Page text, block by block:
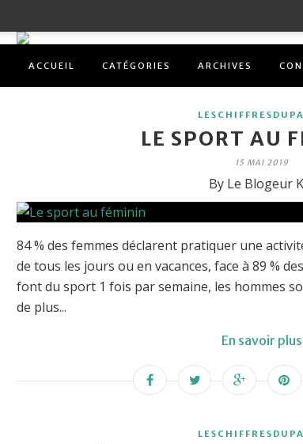
ACCUEIL CATÉGORIES ARCHIVES
LE SPORT AU
15 MAI 2019
By Le Blogeur
84 % des femmes déclarent pratiquer une
de tous les jours ou en vacances, face à 89 %
font du sport 1 fois par semaine, les hommes
de plus...
En savoir plus